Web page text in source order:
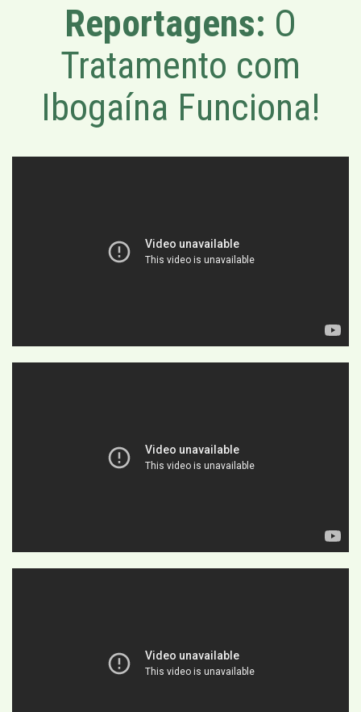
Reportagens: O
Tratamento com
Ibogaína Funciona!